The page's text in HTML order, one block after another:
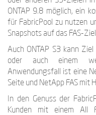
ONTAP 9.8 möglich, ein
für FabricPool zu nutzen
Snapshots auf das FAS-
Auch ONTAP S3 kann
oder auch einem
Anwendungsfall ist eine
Seite und NetApp FAS mit
In den Genuss der
Kunden mit einem All